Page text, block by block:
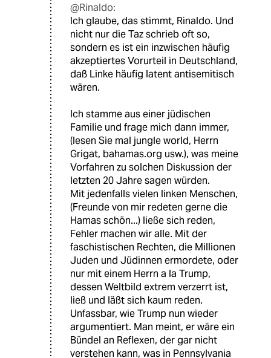
@Rinaldo:
Ich glaube, das stimmt, Rinaldo. Und
nicht nur die Taz schrieb oft so,
sondern es ist ein inzwischen häufig
akzeptiertes Vorurteil in Deutschland,
daß Linke häufig latent antisemitisch
wären.
Ich stamme aus einer jüdischen
Familie und frage mich dann immer,
(lesen Sie mal jungle world, Herrn
Grigat, bahamas.org usw.), was meine
Vorfahren zu solchen Diskussion der
letzten 20 Jahre sagen würden.
Mit jedenfalls vielen linken Menschen,
(Freunde von mir redeten gerne die
Hamas schön...) ließe sich reden,
Fehler machen wir alle. Mit der
faschistischen Rechten, die Millionen
Juden und Jüdinnen ermordete, oder
nur mit einem Herrn a la Trump,
dessen Weltbild extrem verzerrt ist,
ließ und läßt sich kaum reden.
Unfassbar, wie Trump nun wieder
argumentiert. Man meint, er wäre ein
Bündel an Reflexen, der gar nicht
verstehen kann, was in Pennsylvania